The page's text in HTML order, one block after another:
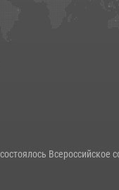
Всероссийское